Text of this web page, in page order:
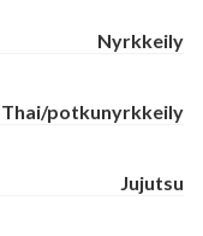
Nyrkkeily
Thai/potkunyrkkeily
Jujutsu